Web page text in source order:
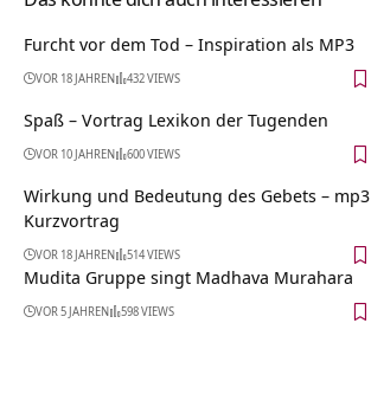
Furcht vor dem Tod – Inspiration als MP3
VOR 18 JAHREN 432 VIEWS
Spaß – Vortrag Lexikon der Tugenden
VOR 10 JAHREN 600 VIEWS
Wirkung und Bedeutung des Gebets – mp3
Kurzvortrag
VOR 18 JAHREN 514 VIEWS
Mudita Gruppe singt Madhava Murahara
VOR 5 JAHREN 598 VIEWS